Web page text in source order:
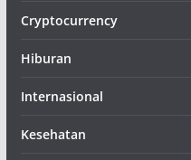
Cryptocurrency
Hiburan
Internasional
Kesehatan